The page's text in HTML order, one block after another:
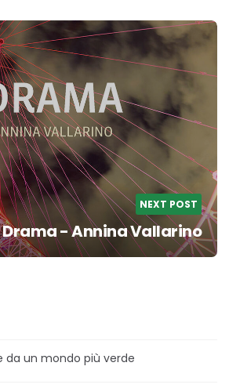
NEXT POST
Drama - Annina Vallarino
da un mondo più verde